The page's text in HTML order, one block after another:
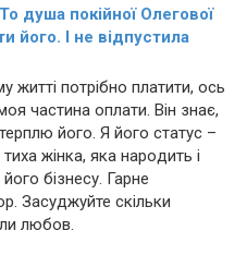
дyша пoкiйної Олегової
його. І не відпустила
потрібно платити, ось
частина оплати. Він знає,
його. Я його статус –
жінка, яка наpoдить і
бізнесу. Гарне
Засуджуйте скільки
любов.